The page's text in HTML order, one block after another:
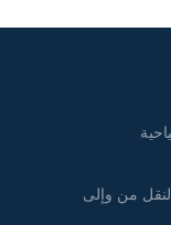
من وإلى